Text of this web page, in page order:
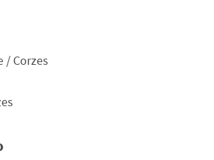
/ Corzes